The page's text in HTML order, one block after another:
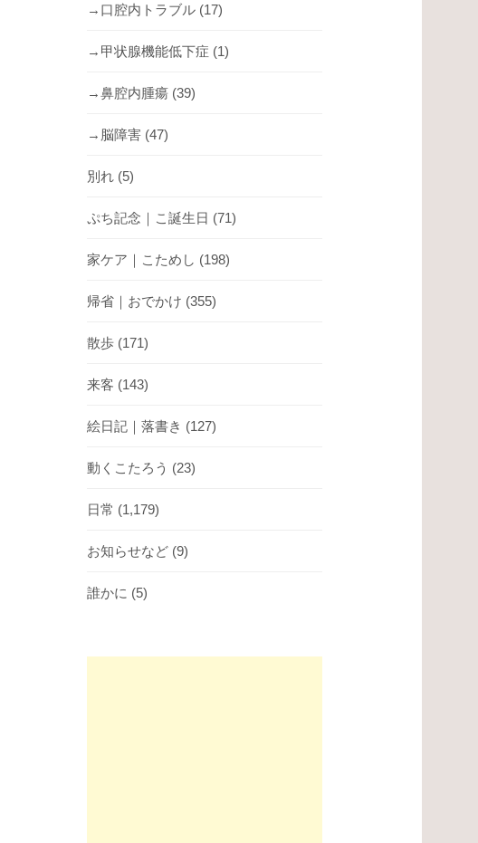
→口腔内トラブル (17)
→甲状腺機能低下症 (1)
→鼻腔内腫瘍 (39)
→脳障害 (47)
別れ (5)
ぷち記念｜こ誕生日 (71)
家ケア｜こためし (198)
帰省｜おでかけ (355)
散歩 (171)
来客 (143)
絵日記｜落書き (127)
動くこたろう (23)
日常 (1,179)
お知らせなど (9)
誰かに (5)